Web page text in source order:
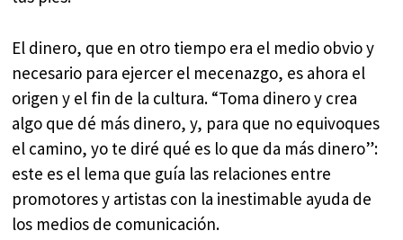
El dinero, que en otro tiempo era el medio obvio y
necesario para ejercer el mecenazgo, es ahora el
origen y el fin de la cultura. “Toma dinero y crea
algo que dé más dinero, y, para que no equivoques
el camino, yo te diré qué es lo que da más dinero”:
este es el lema que guía las relaciones entre
promotores y artistas con la inestimable ayuda de
los medios de comunicación.